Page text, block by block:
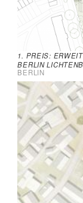
1. PREIS:
ERLIN
BERLIN